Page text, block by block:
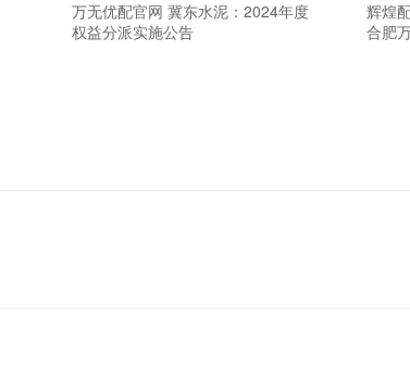
万无优配官网 冀东水泥：2024年度
权益分派实施公告
辉煌
合肥